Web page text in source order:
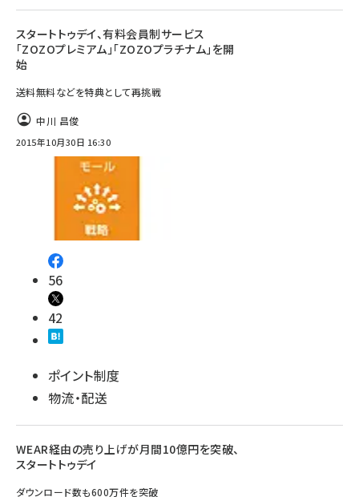
スタートトゥデイ、有料会員制サービス
「ZOZOプレミアム」「ZOZOプラチナム」を開
始
送料無料などを特典として再挑戦
中川 昌俊
2015年10月30日 16:30
56
42
ポイント制度
物流・配送
WEAR経由の売り上げが月間10億円を突破、
スタートトゥデイ
ダウンロード数も600万件を突破